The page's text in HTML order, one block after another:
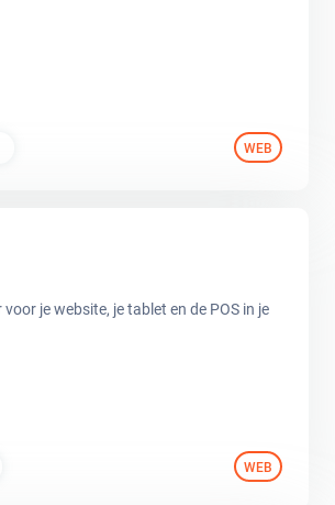
WEB
je website, je tablet en de POS in je
WEB